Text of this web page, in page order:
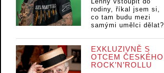
rodiny, říkal jsem si,
co tam budu mezi
samými umělci dělat?
EXKLUZIVNĚ S
OTCEM ČESKÉHO
ROCK’N’ROLLU